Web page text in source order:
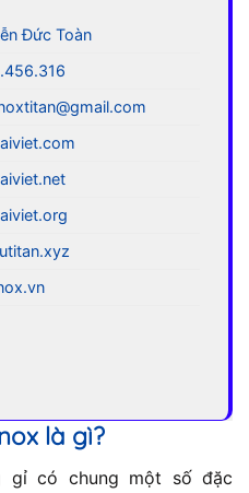
Đức Toàn
là gì?
gỉ có chung một số đặc